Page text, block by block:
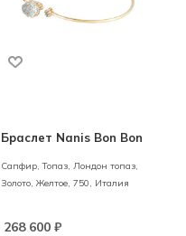
Браслет Nanis Bon Bon
Сапфир, Топаз, Лондон топаз,
Золото,Желтое, 750, Италия
268 600₽